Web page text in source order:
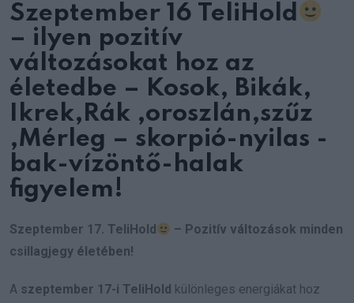
Szeptember 16 TeliHold
– ilyen pozitív
változásokat hoz az
életedbe – Kosok, Bikák,
Ikrek,Rák ,oroszlán,szűz
,Mérleg – skorpió-nyilas -
bak-vízöntő-halak
figyelem!
Szeptember 17. TeliHold
– Pozitív változások minden
csillagjegy életében!
A szeptember 17-i TeliHold különleges energiákat hoz